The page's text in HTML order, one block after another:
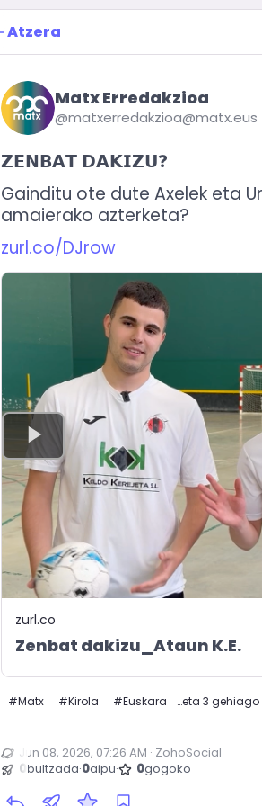
Atzera
Matx Erredakzioa
@matxerredakzioa@matx.eus
𝗭𝗘𝗡𝗕𝗔𝗧 𝗗𝗔𝗞𝗜𝗭𝗨❓
Gainditu ote dute Axelek eta
amaierako azterketa?
zurl.co/DJrow
zurl.co
Zenbat dakizu_Ataun K.E.
#Matx #Kirola #Euskara …eta 3 gehiago
Jun 08, 2026, 07:26 AM · ZohoSocial
0 bultzada·0aipu· 0gogoko